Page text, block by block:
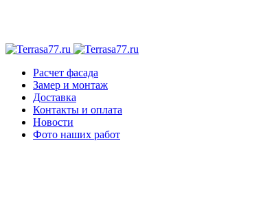
Расчет фасада
Замер и монтаж
Доставка
Контакты и оплата
Новости
Фото наших работ